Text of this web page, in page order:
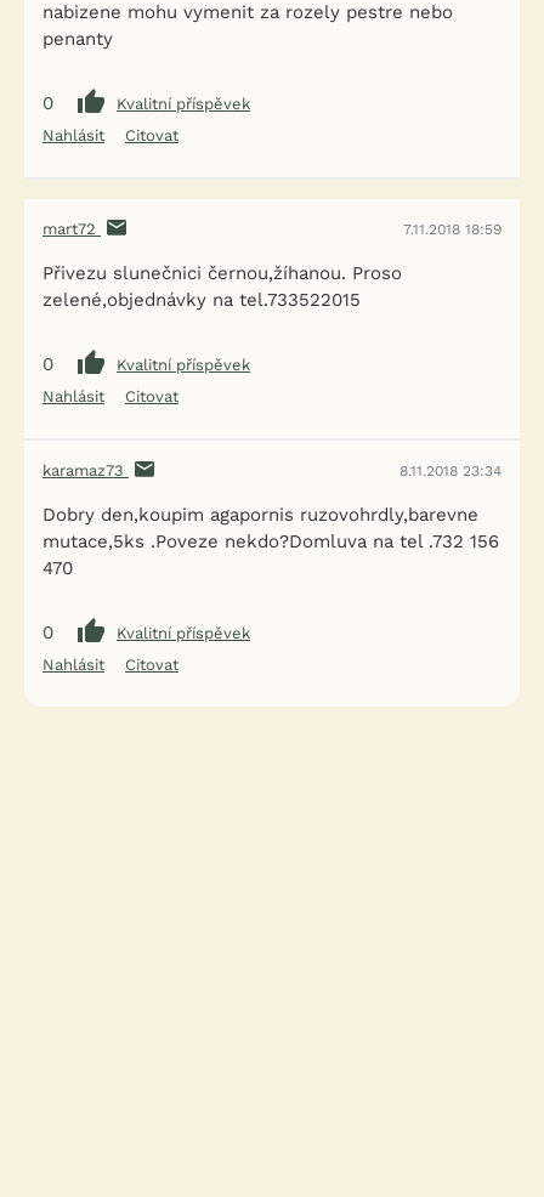
nabizene mohu vymenit za rozely pestre nebo
penanty
0
Kvalitní příspěvek
Nahlásit
Citovat
mart72 7.11.2018 18:59
Přivezu slunečnici černou,žíhanou. Proso
zelené,objednávky na tel.733522015
0
Kvalitní příspěvek
Nahlásit
Citovat
karamaz73 8.11.2018 23:34
Dobry den,koupim agapornis ruzovohrdly,barevne
mutace,5ks .Poveze nekdo?Domluva na tel .732 156
470
0
Kvalitní příspěvek
Nahlásit
Citovat